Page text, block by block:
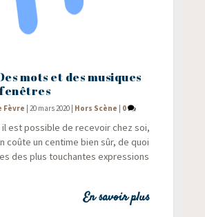
mots et des musiques
Fèvre |20 mars 2020 Hors Scène 0
il est pos­sible de rece­voir chez soi,
coûte un cen­time bien sûr, de quoi
des plus tou­chantes expres­sions
En savoir plus